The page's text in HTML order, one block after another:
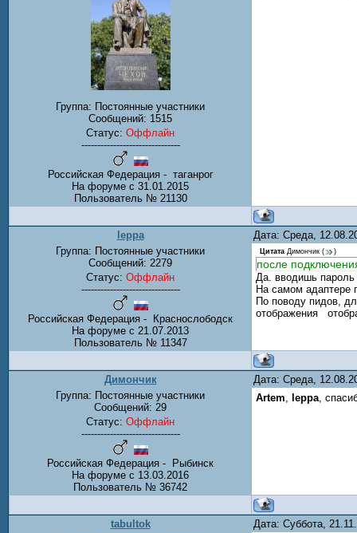
Группа: Постоянные участники
Сообщений: 1515
Статус: Оффлайн
-------------------------------
Российская Федерация - таганрог
На форуме с 31.01.2015
Пользователь № 21130
leppa Дата: Среда,
Группа: Постоянные участники
Сообщений: 2279
Статус: Оффлайн
-------------------------------
Российская Федерация - Краснослободск
На форуме с 21.07.2013
Пользователь № 11347
Цитата Димончик ( )
после
Да. вводишь пароль
На самом адаптере
По поводу пидов,
отображения
Димончик Дата: Среда,
Группа: Постоянные участники
Сообщений: 29
Статус: Оффлайн
-------------------------------
Российская Федерация - Рыбинск
На форуме с 13.03.2016
Пользователь № 36742
Artem, leppa,
tabultok Дата: Суббота,